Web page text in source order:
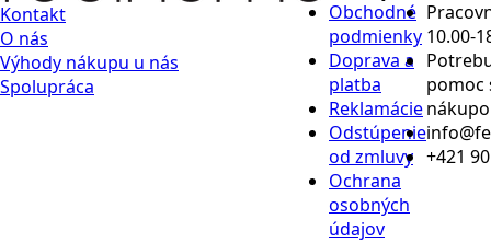
Kontakt
O nás
Výhody nákupu u nás
Spolupráca
Obchodné
podmienky
Doprava a
platba
Reklamácie
Odstúpenie
od zmluvy
Ochrana
osobných
údajov
10.00-
pomoc
+421